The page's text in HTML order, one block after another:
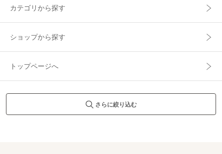
カテゴリから探す
ショップから探す
トップページへ
さらに絞り込む